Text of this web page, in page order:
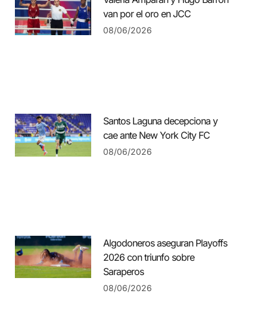
van por el oro en JCC
08/06/2026
Santos Laguna decepciona y
cae ante New York City FC
08/06/2026
Algodoneros aseguran Playoffs
2026 con triunfo sobre
Saraperos
08/06/2026